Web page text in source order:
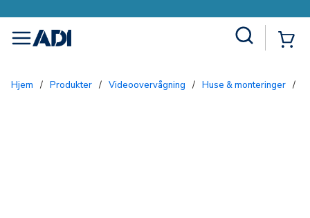
menu
Hjem / Produkter / Videoovervågning / Huse & monteringer /